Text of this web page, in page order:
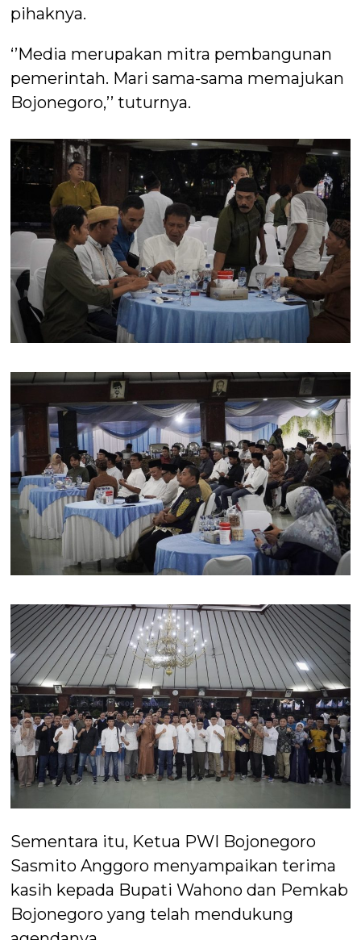
pihaknya.
‘’Media merupakan mitra pembangunan
pemerintah. Mari sama-sama memajukan
Bojonegoro,’’ tuturnya.
Sementara itu, Ketua PWI Bojonegoro
Sasmito Anggoro menyampaikan terima
kasih kepada Bupati Wahono dan Pemkab
Bojonegoro yang telah mendukung